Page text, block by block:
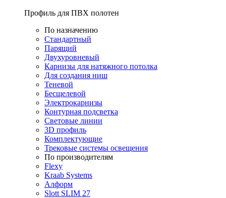
Профиль для ПВХ полотен
По назначению
Стандартный
Парящий
Двухуровневый
Карнизы для натяжного потолка
Для создания ниш
Теневой
Бесщелевой
Электрокарнизы
Контурная подсветка
Световые линии
3D профиль
Комплектующие
Трековые системы освещения
По производителям
Flexy
Kraab Systems
Алформ
Slott SLIM 27